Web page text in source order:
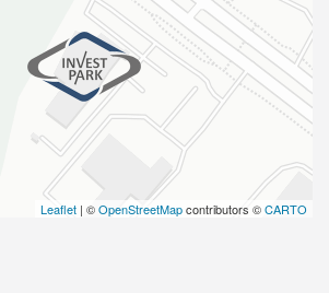
Leaflet | ©OpenStreetMapcontributors ©CARTO